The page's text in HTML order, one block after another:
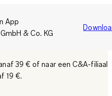
App
& Co. KG
39 €of naar een C&A-filiaal
19 €.